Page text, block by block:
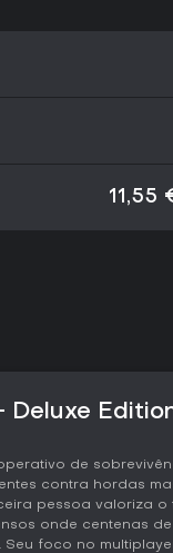
11,55
de
contra hordas
pessoa valoriza o
onde centenas de
foco no